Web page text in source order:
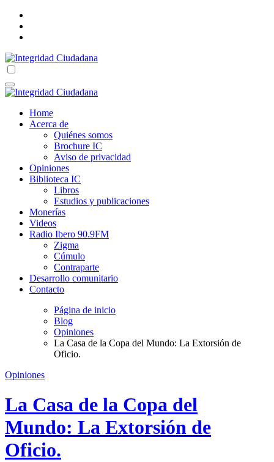
Skip
content
Correo electrónico: integridadciudadana@hotmail.com
Home
Acerca de
Quiénes somos
Brochure IC
Aviso de privacidad
Opiniones
Biblioteca IC
Libros
Estudios y publicaciones
Monerías
Videos
Radio Ibero 90.9FM
Zigma
Cúmulo
Contraparte
Desarrollo comunitario
Contacto
Página de inicio
Blog
Opiniones
La Casa de la Copa del Mundo: La Extorsión de
Oficio.
Opiniones
La Casa de la Copa del
Mundo: La Extorsión de
Oficio.